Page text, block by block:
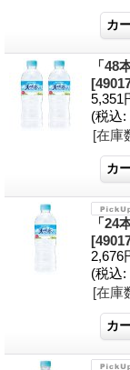
「
5,351
(税込:
[在庫
「
2,676
(税込:
[在